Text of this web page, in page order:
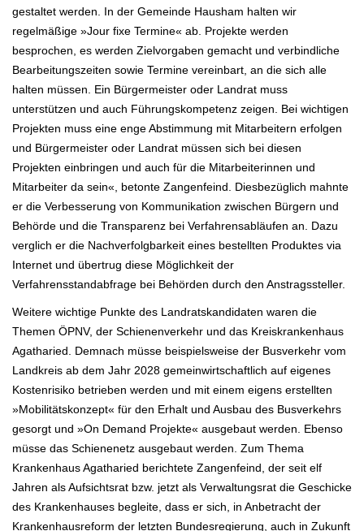
gestaltet werden. In der Gemeinde Hausham halten wir
regelmäßige »Jour fixe Termine« ab. Projekte werden
besprochen, es werden Zielvorgaben gemacht und verbindliche
Bearbeitungszeiten sowie Termine vereinbart, an die sich alle
halten müssen. Ein Bürgermeister oder Landrat muss
unterstützen und auch Führungskompetenz zeigen. Bei wichtigen
Projekten muss eine enge Abstimmung mit Mitarbeitern erfolgen
und Bürgermeister oder Landrat müssen sich bei diesen
Projekten einbringen und auch für die Mitarbeiterinnen und
Mitarbeiter da sein«, betonte Zangenfeind. Diesbezüglich mahnte
er die Verbesserung von Kommunikation zwischen Bürgern und
Behörde und die Transparenz bei Verfahrensabläufen an. Dazu
verglich er die Nachverfolgbarkeit eines bestellten Produktes via
Internet und übertrug diese Möglichkeit der
Verfahrensstandabfrage bei Behörden durch den Anstragssteller.
Weitere wichtige Punkte des Landratskandidaten waren die
Themen ÖPNV, der Schienenverkehr und das Kreiskrankenhaus
Agatharied. Demnach müsse beispielsweise der Busverkehr vom
Landkreis ab dem Jahr 2028 gemeinwirtschaftlich auf eigenes
Kostenrisiko betrieben werden und mit einem eigens erstellten
»Mobilitätskonzept« für den Erhalt und Ausbau des Busverkehrs
gesorgt und »On Demand Projekte« ausgebaut werden. Ebenso
müsse das Schienenetz ausgebaut werden. Zum Thema
Krankenhaus Agatharied berichtete Zangenfeind, der seit elf
Jahren als Aufsichtsrat bzw. jetzt als Verwaltungsrat die Geschicke
des Krankenhauses begleite, dass er sich, in Anbetracht der
Krankenhausreform der letzten Bundesregierung, auch in Zukunft